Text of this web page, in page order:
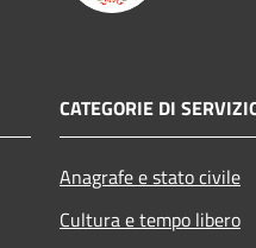
CATEGORIE DI
Anagrafe e stato civile
Cultura e tempo libero